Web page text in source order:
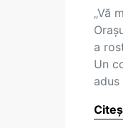
„Vă
a
Un